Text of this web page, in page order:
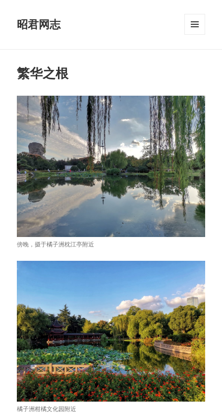
昭君网志
繁华之根
傍晚，摄于橘子洲枕江亭附近
橘子洲柑橘文化园附近